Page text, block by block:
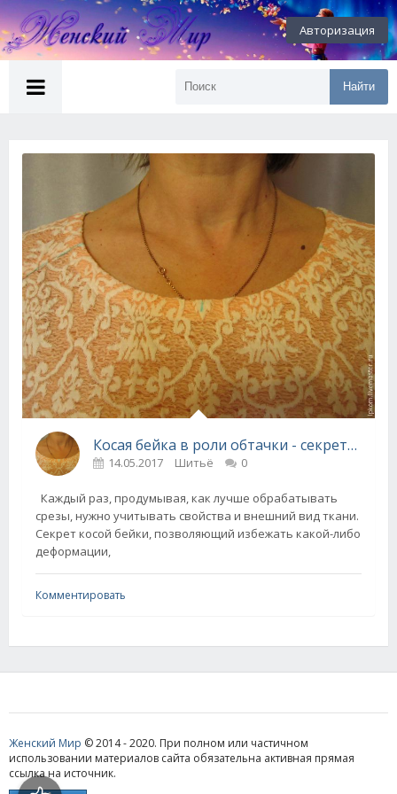
Авторизация
Найти
Косая бейка в роли обтачки - секреты от швеи
14.05.2017 Шитьё 0
Каждый раз, продумывая, как лучше обрабатывать
срезы, нужно учитывать свойства и внешний вид ткани.
Секрет косой бейки, позволяющий избежать какой-либо
деформации,
Комментировать
Женский Мир © 2014 - 2020. При полном или частичном
использовании материалов сайта обязательна активная прямая
ссылка на источник.